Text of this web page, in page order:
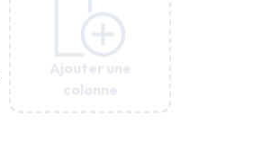
Ajouter une
colonne
Ajouter une
colonne
Ajouter une
colonne
Ajouter une
colonne
Ajouter une
colonne